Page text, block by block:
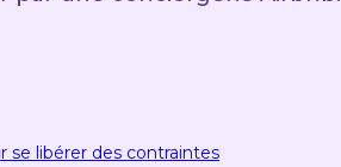
se libérer des contraintes